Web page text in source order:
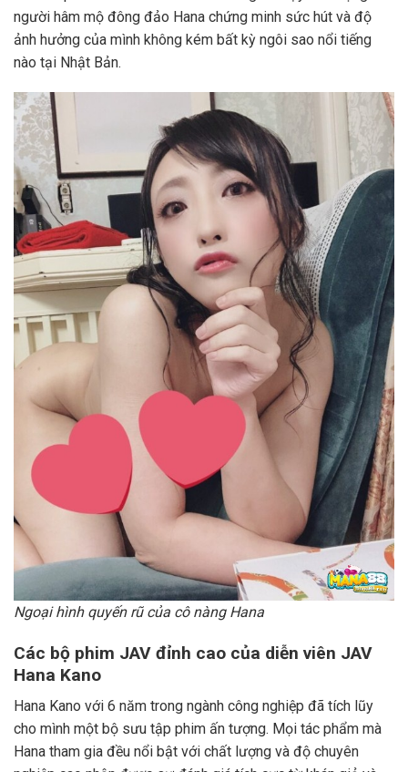
người hâm mộ đông đảo Hana chứng minh sức hút và độ
ảnh hưởng của mình không kém bất kỳ ngôi sao nổi tiếng
nào tại Nhật Bản.
Ngoại hình quyến rũ của cô nàng Hana
Các bộ phim JAV đỉnh cao của diễn viên JAV
Hana Kano
Hana Kano với 6 năm trong ngành công nghiệp đã tích lũy
cho mình một bộ sưu tập phim ấn tượng. Mọi tác phẩm mà
Hana tham gia đều nổi bật với chất lượng và độ chuyên